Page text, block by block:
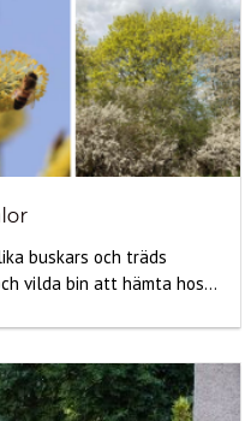
buskars och träds
vilda bin att hämta hos...